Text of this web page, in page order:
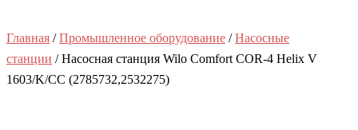
Главная /Промышленное оборудование /Насосные
станции / Насосная станция Wilo Comfort COR-4 Helix V
1603/K/CC (2785732,2532275)